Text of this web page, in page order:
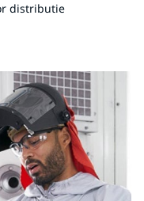
distributie